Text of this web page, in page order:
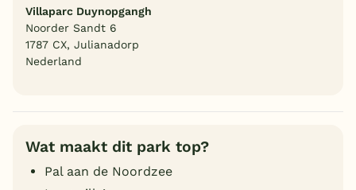
Villaparc Duynopgangh
Noorder Sandt 6
1787 CX, Julianadorp
Nederland
Wat maakt dit park top?
Pal aan de Noordzee